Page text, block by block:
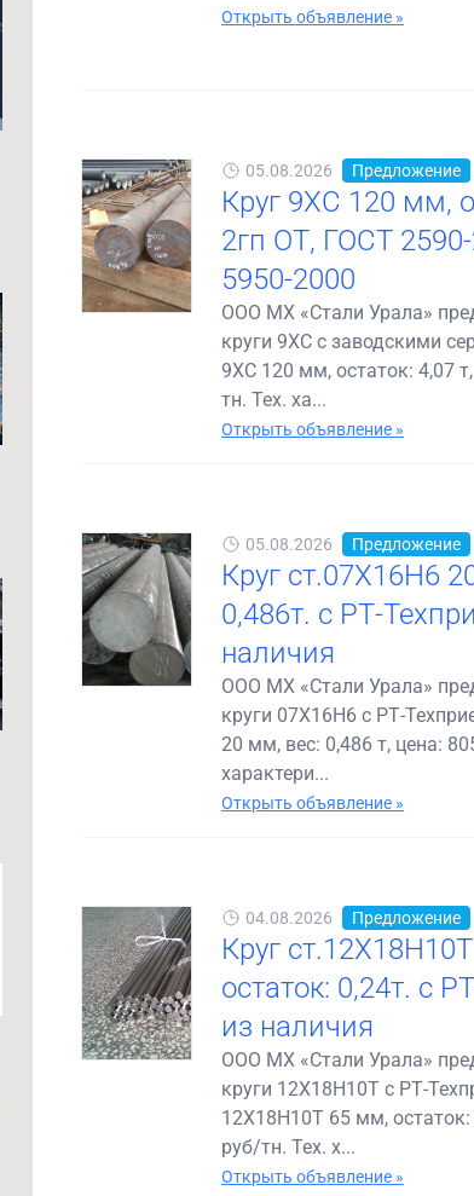
Открыть объявление »
05.08.2026 Предложение
Круг 9ХС 120 мм,
2гп ОТ, ГОСТ
5950-2000
ООО МХ «Стали Урала»
круги 9ХС с заводскими
9ХС 120 мм, остаток: 4,07
тн. Тех. ха...
Открыть объявление »
05.08.2026 Предложение
Круг ст.07Х16Н6
0,486т. с РТ-
наличия
ООО МХ «Стали Урала»
круги 07Х16Н6 с РТ-
20 мм, вес: 0,486 т, цена:
характери...
Открыть объявление »
04.08.2026 Предложение
Круг
остаток: 0,24т. с
из наличия
ООО МХ «Стали Урала»
круги 12Х18Н10Т с РТ-
12Х18Н10Т 65 мм, остаток:
руб/тн. Тех. х...
Открыть объявление »